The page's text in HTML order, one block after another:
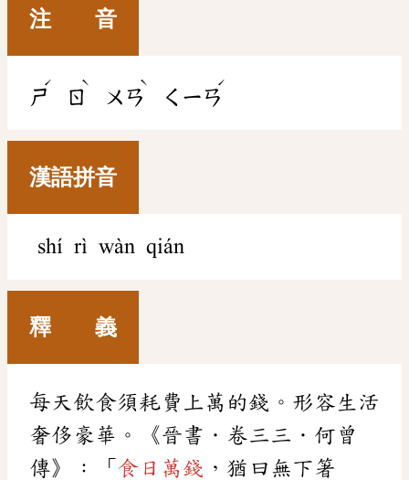
注 音
ㄕ
ˊ
ㄖ
ˋ
ㄨㄢ
ˋ
ㄑㄧㄢ
ˊ
漢語拼音
shí rì wàn qián
釋 義
每天飲食須耗費上萬的錢。形容生活
奢侈豪華。《晉書．卷三三．何曾
傳》：「 食日萬錢 ，猶曰無下箸